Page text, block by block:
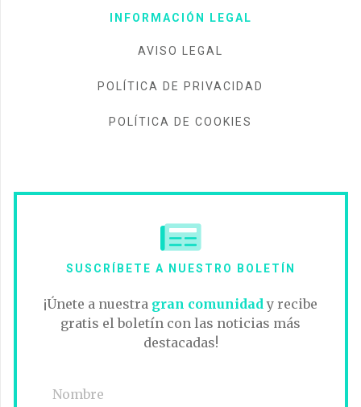
INFORMACIÓN LEGAL
AVISO LEGAL
POLÍTICA DE PRIVACIDAD
POLÍTICA DE COOKIES
SUSCRÍBETE A NUESTRO BOLETÍN
¡Únete a nuestra gran comunidady recibe
gratis el boletín con las noticias más
destacadas!